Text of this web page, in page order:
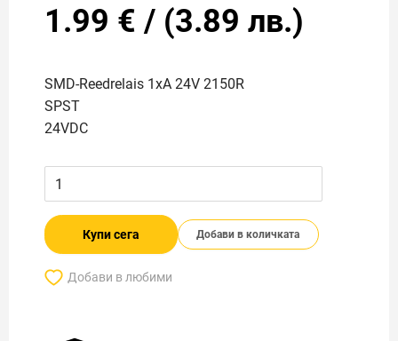
1.99 € / (3.89 лв.)
SMD-Reedrelais 1xA 24V 2150R
SPST
24VDC
Купи сега Добави в количката
Добави в любими